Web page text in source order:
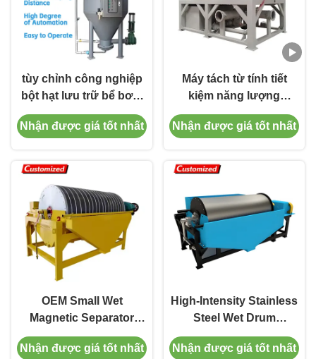
tùy chỉnh công nghiệp
bột hạt lưu trữ bể bơm
nâng liên tục chân
không bơm bơm bơm
bơm bơm bơm bơm
Nhận được giá tốt nhất
Máy tách từ tính tiết
kiệm năng lượng
cường độ cao cho tinh
chế cát silica
Nhận được giá tốt nhất
OEM Small Wet
Magnetic Separator
Strong Water
Beneficiation Magnetic
Nhận được giá tốt nhất
High-Intensity Stainless
Steel Wet Drum
Magnetic Separator for
Ferrous Iron Recycling
Nhận được giá tốt nhất